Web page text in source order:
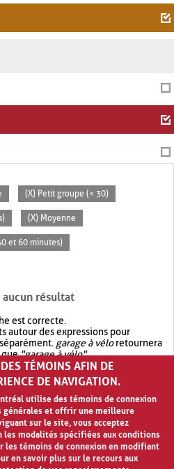
(X) Petit groupe (< 30)
(X) Moyenne
et 60 minutes)
résultat
est correcte.
autour des expressions pour
garage à véloretournera
que"garage à vélo".
recherche avec OR.garage OR vélo
résultat quegarage à vélo
TÉMOINS AFIN DE
DE NAVIGATION.
utilise des témoins de connexion
et offrir une meilleure
sur le site, vous acceptez
modalités spécifiées aux conditions
les témoins de connexion en modifiant
en savoir plus sur le recours aux